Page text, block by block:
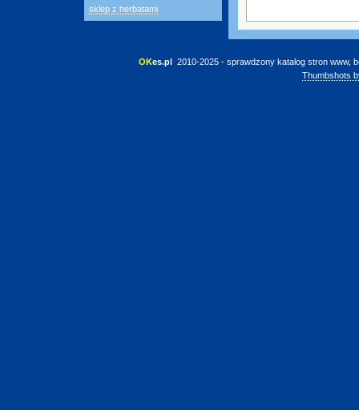
sklep z herbatami
OKes.pl 2010-2025 - sprawdzony katalog stron www,
Thumbshots